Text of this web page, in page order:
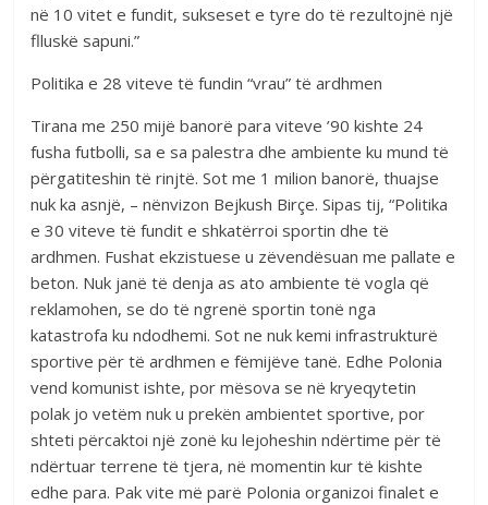
në 10 vitet e fundit, sukseset e tyre do të rezultojnë një
flluskë sapuni.”
Politika e 28 viteve të fundin “vrau” të ardhmen
Tirana me 250 mijë banorë para viteve ’90 kishte 24
fusha futbolli, sa e sa palestra dhe ambiente ku mund të
përgatiteshin të rinjtë. Sot me 1 milion banorë, thuajse
nuk ka asnjë, – nënvizon Bejkush Birçe. Sipas tij, “Politika
e 30 viteve të fundit e shkatërroi sportin dhe të
ardhmen. Fushat ekzistuese u zëvendësuan me pallate e
beton. Nuk janë të denja as ato ambiente të vogla që
reklamohen, se do të ngrenë sportin tonë nga
katastrofa ku ndodhemi. Sot ne nuk kemi infrastrukturë
sportive për të ardhmen e fëmijëve tanë. Edhe Polonia
vend komunist ishte, por mësova se në kryeqytetin
polak jo vetëm nuk u prekën ambientet sportive, por
shteti përcaktoi një zonë ku lejoheshin ndërtime për të
ndërtuar terrene të tjera, në momentin kur të kishte
edhe para. Pak vite më parë Polonia organizoi finalet e